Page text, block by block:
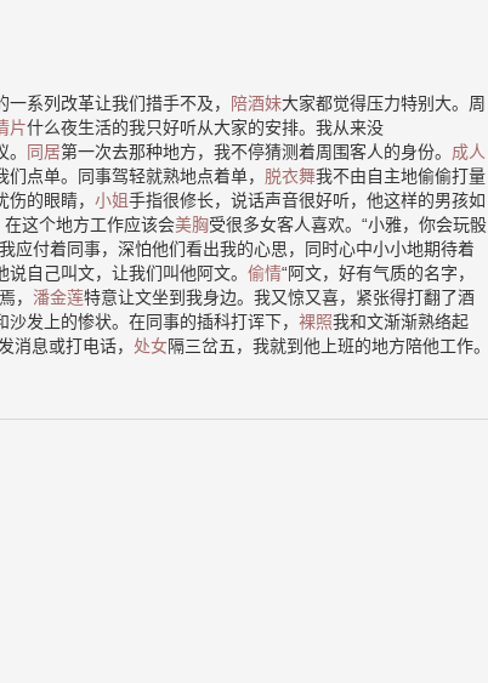
系列改革让我们措手不及， 陪酒妹大家都觉得压力特别大。周
片什么夜生活的我只好听从大家的安排。我从来没
同居第一次去那种地方，我不停猜测着周围客人的身份。 成人
点单。同事驾轻就熟地点着单， 脱衣舞我不由自主地偷偷打量
的眼睛， 小姐手指很修长，说话声音很好听，他这样的男孩如
在这个地方工作应该会美胸受很多女客人喜欢。“小雅，你会玩骰
我应付着同事，深怕他们看出我的心思，同时心中小小地期待着
自己叫文，让我们叫他阿文。 偷情“阿文，好有气质的名字，
， 潘金莲特意让文坐到我身边。我又惊又喜，紧张得打翻了酒
发上的惨状。在同事的插科打诨下， 裸照我和文渐渐熟络起
消息或打电话， 处女隔三岔五，我就到他上班的地方陪他工作。